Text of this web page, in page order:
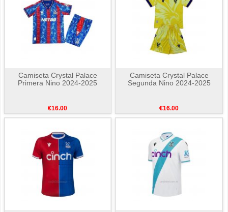
Camiseta Crystal Palace
Primera Nino 2024-2025
€16.00
Camiseta Crystal Palace
Segunda Nino 2024-2025
€16.00